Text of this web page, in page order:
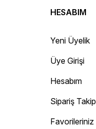
HESABIM
Yeni Üyelik
Üye Girişi
Hesabım
Sipariş Takip
Favorileriniz